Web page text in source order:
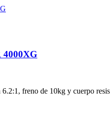
freno de 10kg y cuerpo